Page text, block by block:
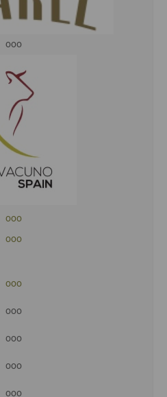
ooo
ooo
ooo
ooo
ooo
ooo
ooo
ooo